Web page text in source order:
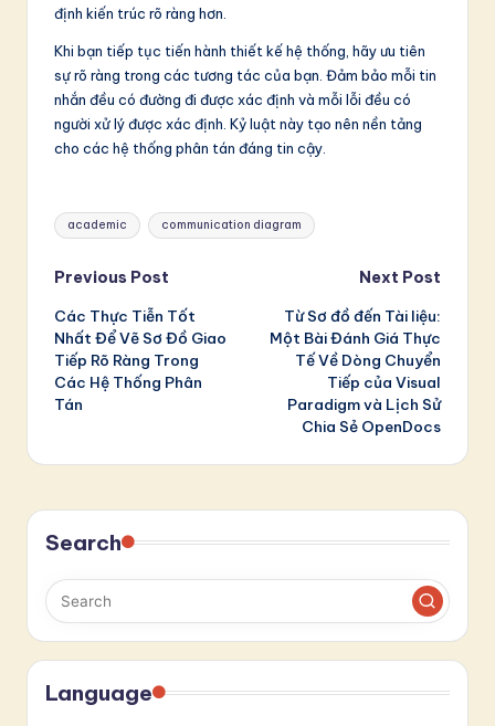
định kiến trúc rõ ràng hơn.
Khi bạn tiếp tục tiến hành thiết kế hệ thống, hãy ưu tiên
sự rõ ràng trong các tương tác của bạn. Đảm bảo mỗi tin
nhắn đều có đường đi được xác định và mỗi lỗi đều có
người xử lý được xác định. Kỷ luật này tạo nên nền tảng
cho các hệ thống phân tán đáng tin cậy.
Tags:
academic communication diagram
Post
navigation
Previous Post
Các Thực Tiễn Tốt
Nhất Để Vẽ Sơ Đồ Giao
Tiếp Rõ Ràng Trong
Các Hệ Thống Phân
Tán
Next Post
Từ Sơ đồ đến Tài liệu:
Một Bài Đánh Giá Thực
Tế Về Dòng Chuyển
Tiếp của Visual
Paradigm và Lịch Sử
Chia Sẻ OpenDocs
Search
Language